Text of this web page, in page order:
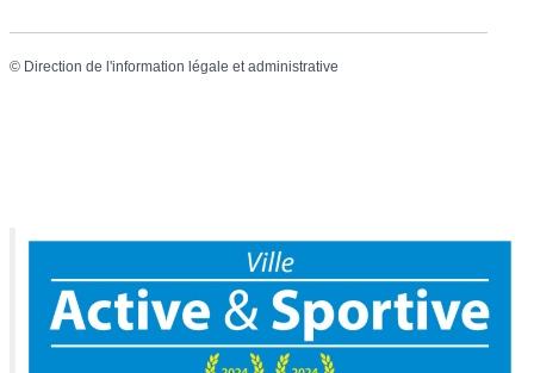
© Direction de l'information légale et administrative